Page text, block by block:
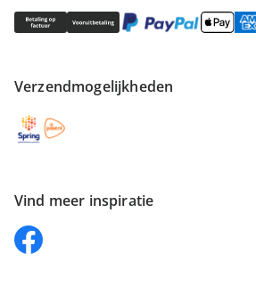
Verzendmogelijkheden
Vind meer inspiratie